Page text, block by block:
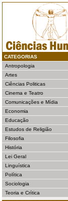
CATEGORIAS
Antropologia
Artes
Ciências Politicas
Cinema e Teatro
Comunicações e Mídia
Economia
Educação
Estudos de Religião
Filosofia
História
Lei Geral
Linguística
Política
Sociologia
Teoria e Crítica